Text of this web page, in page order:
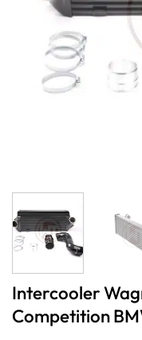
Intercooler
Competition